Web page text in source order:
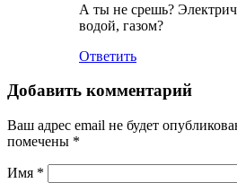
А ты не срешь?
водой, газом?
Ответить
Добавить комментарий
Ваш адрес email не будет
помечены *
Имя *